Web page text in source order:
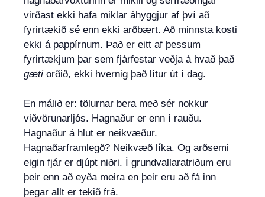
virðast ekki hafa miklar áhyggjur af því að
fyrirtækið sé enn ekki arðbært. Að minnsta kosti
ekki á pappírnum. Það er eitt af þessum
fyrirtækjum þar sem fjárfestar veðja á hvað það
gæti orðið, ekki hvernig það lítur út í dag.
En málið er: tölurnar bera með sér nokkur
viðvörunarljós. Hagnaður er enn í rauðu.
Hagnaður á hlut er neikvæður.
Hagnaðarframlegð? Neikvæð líka. Og arðsemi
eigin fjár er djúpt niðri. Í grundvallaratriðum eru
þeir enn að eyða meira en þeir eru að fá inn
þegar allt er tekið frá.